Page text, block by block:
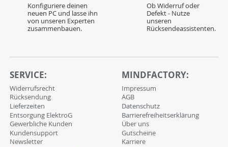
Konfiguriere deinen
neuen PC und lasse ihn
von unseren Experten
zusammenbauen.
Ob Widerruf oder
Defekt - Nutze
unseren
Rücksendeassistenten.
SERVICE:
Widerrufsrecht
Rücksendung
Lieferzeiten
Entsorgung ElektroG
Gewerbliche Kunden
Kundensupport
Newsletter
MINDFACTORY:
Impressum
AGB
Datenschutz
Barrierefreiheitserklärung
Über uns
Gutscheine
Karriere